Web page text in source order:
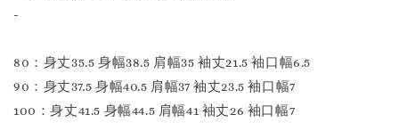
-
80：身丈35.5 身幅38.5 肩幅35 袖丈21.5 袖口幅6.5
90：身丈37.5 身幅40.5 肩幅37 袖丈23.5 袖口幅7
100：身丈41.5 身幅44.5 肩幅41 袖丈26 袖口幅7